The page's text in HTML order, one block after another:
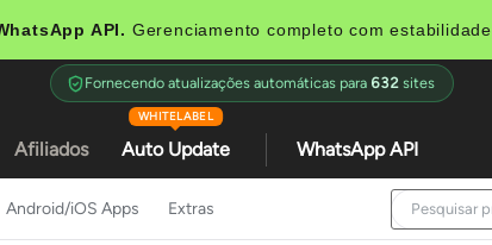
API. Gerenciamento completo com estabilidade.
Afiliados Auto Update
WHITELABEL
WhatsApp API
Fornecendo atualizações automáticas para 632 sites
Android/iOS Apps Extras